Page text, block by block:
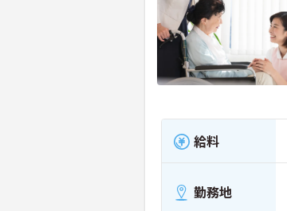
給料
勤務地